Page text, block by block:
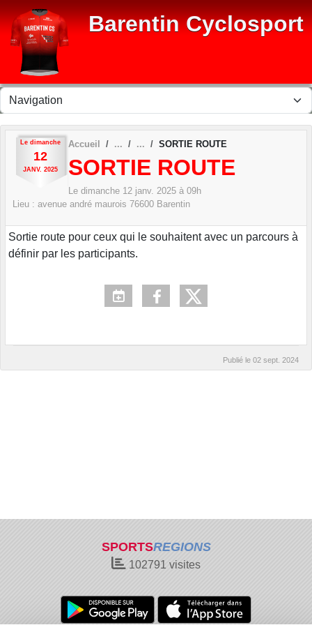
Barentin Cyclosport
Le dimanche
12
JANV. 2025
Accueil SORTIE ROUTE
SORTIE ROUTE
Le dimanche 12 janv. 2025 à 09h
Lieu : avenue andré maurois 76600 Barentin
Sortie route pour ceux qui le souhaitent avec un parcours à
définir par les participants.
Publié le 02 sept. 2024
SPORTSREGIONS
102791 visites
Panneau de gestion des cookies